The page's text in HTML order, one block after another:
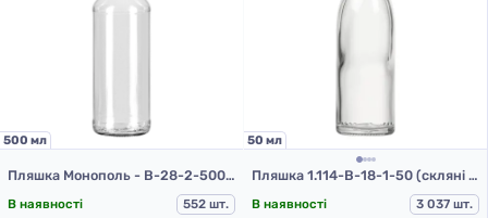
500 мл
Пляшка Монополь - В-28-2-500 (скляні пляшки 0,5 л)
В наявності 552 шт.
50 мл
Пляшка 1.114-В-18-1-50 (скляні пляшки 50 мл)
В наявності 3 037 шт.